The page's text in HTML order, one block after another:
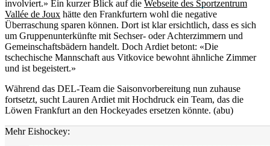
involviert.» Ein kurzer Blick auf die Webseite des Sportzentrum
Vallée de Joux hätte den Frankfurtern wohl die negative
Überraschung sparen können. Dort ist klar ersichtlich, dass es sich
um Gruppenunterkünfte mit Sechser- oder Achterzimmern und
Gemeinschaftsbädern handelt. Doch Ardiet betont: «Die
tschechische Mannschaft aus Vitkovice bewohnt ähnliche Zimmer
und ist begeistert.»
Während das DEL-Team die Saisonvorbereitung nun zuhause
fortsetzt, sucht Lauren Ardiet mit Hochdruck ein Team, das die
Löwen Frankfurt an den Hockeyades ersetzen könnte. (abu)
Mehr Eishockey: